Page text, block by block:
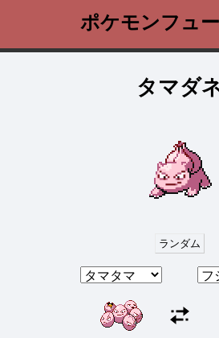
ポケモンフュ
タマダ
ランダム